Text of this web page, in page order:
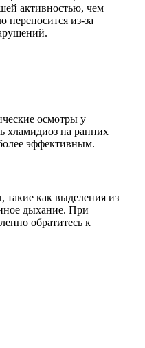
активностью, чем
переносится из-за
осмотры у
хламидиоз на ранних
эффективным.
как выделения из
дыхание. При
обратитесь к